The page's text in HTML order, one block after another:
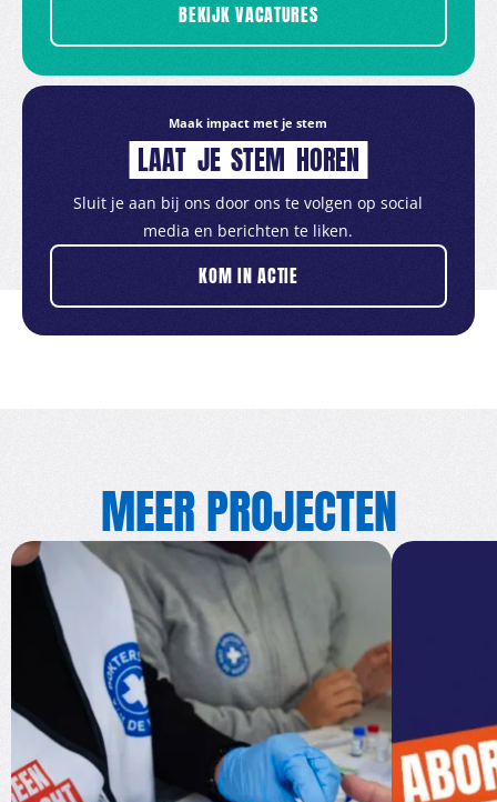
BEKIJK VACATURES
Maak impact met je stem
LAAT JE STEM HOREN
Sluit je aan bij ons door ons te volgen op social
media en berichten te liken.
KOM IN ACTIE
MEER PROJECTEN